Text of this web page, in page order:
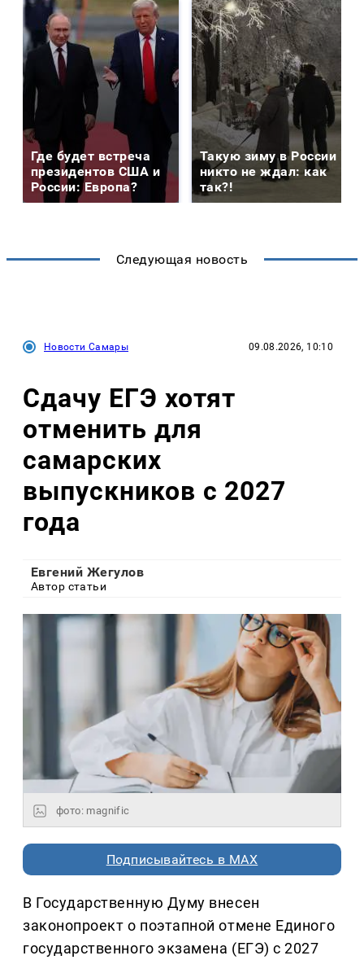
Где будет встреча
президентов США и
России: Европа?
Такую зиму в России
никто не ждал: как
так?!
Следующая новость
Новости Самары 09.08.2026, 10:10
Сдачу ЕГЭ хотят
отменить для
самарских
выпускников с 2027
года
Евгений Жегулов
Автор статьи
фото: magnific
Подписывайтесь в MAX
В Государственную Думу внесен
законопроект о поэтапной отмене Единого
государственного экзамена (ЕГЭ) с 2027